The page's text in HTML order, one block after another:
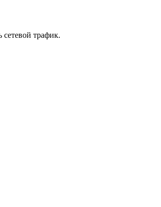
трафик.